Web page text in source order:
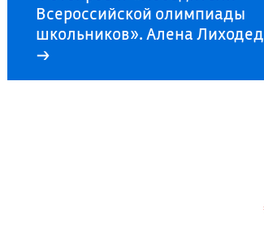
Всероссийской олимпиады
школьников». Алена Лиходед
→